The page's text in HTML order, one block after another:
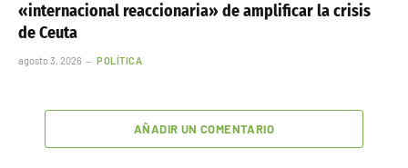
«internacional reaccionaria» de amplificar la crisis
de Ceuta
agosto 3, 2026 POLÍTICA
AÑADIR UN COMENTARIO